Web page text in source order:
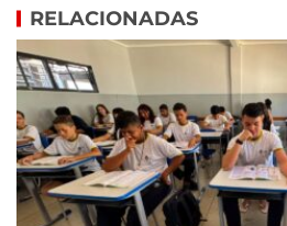
RELACIONADAS